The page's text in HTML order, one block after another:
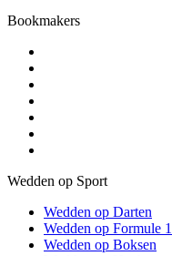
Bookmakers
Wedden op Sport
Wedden op Darten
Wedden op Formule 1
Wedden op Boksen